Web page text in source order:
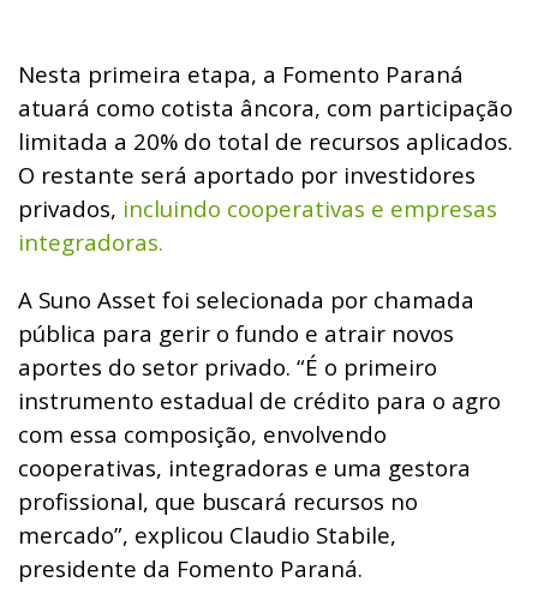
Nesta primeira etapa, a Fomento Paraná
atuará como cotista âncora, com participação
limitada a 20% do total de recursos aplicados.
O restante será aportado por investidores
privados, incluindo cooperativas e empresas
integradoras.
A Suno Asset foi selecionada por chamada
pública para gerir o fundo e atrair novos
aportes do setor privado. “É o primeiro
instrumento estadual de crédito para o agro
com essa composição, envolvendo
cooperativas, integradoras e uma gestora
profissional, que buscará recursos no
mercado”, explicou Claudio Stabile,
presidente da Fomento Paraná.